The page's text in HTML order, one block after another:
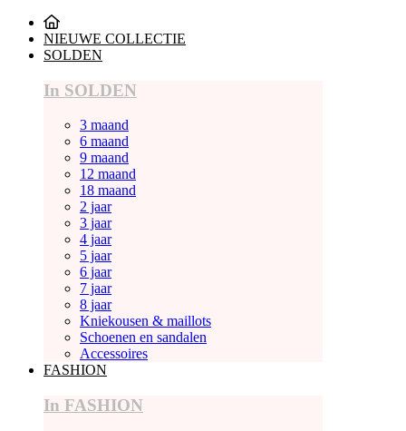
NIEUWE COLLECTIE
SOLDEN
In SOLDEN
3 maand
6 maand
9 maand
12 maand
18 maand
2 jaar
3 jaar
4 jaar
5 jaar
6 jaar
7 jaar
8 jaar
Kniekousen & maillots
Schoenen en sandalen
Accessoires
FASHION
In FASHION